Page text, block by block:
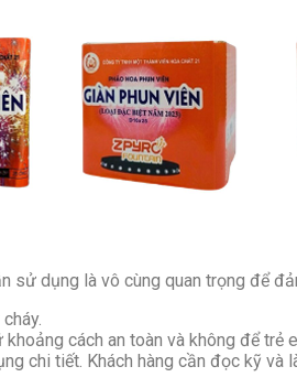
dụng là vô cùng quan trọng để
cách an toàn và không để trẻ
chi tiết. Khách hàng cần đọc kỹ và